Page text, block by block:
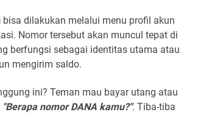
bisa dilakukan melalui menu profil akun
Nomor tersebut akan muncul tepat di
berfungsi sebagai identitas utama atau
mengirim saldo.
ini? Teman mau bayar utang atau
"Berapa nomor DANA kamu?". Tiba-tiba